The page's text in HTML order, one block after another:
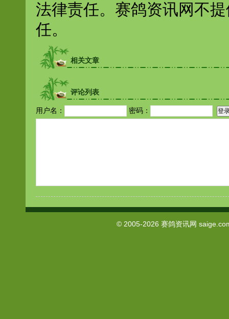
法律责任。赛鸽资讯网不
任。
相关文章
评论列表
用户名： 密码：
© 2005-2026 赛鸽资讯网